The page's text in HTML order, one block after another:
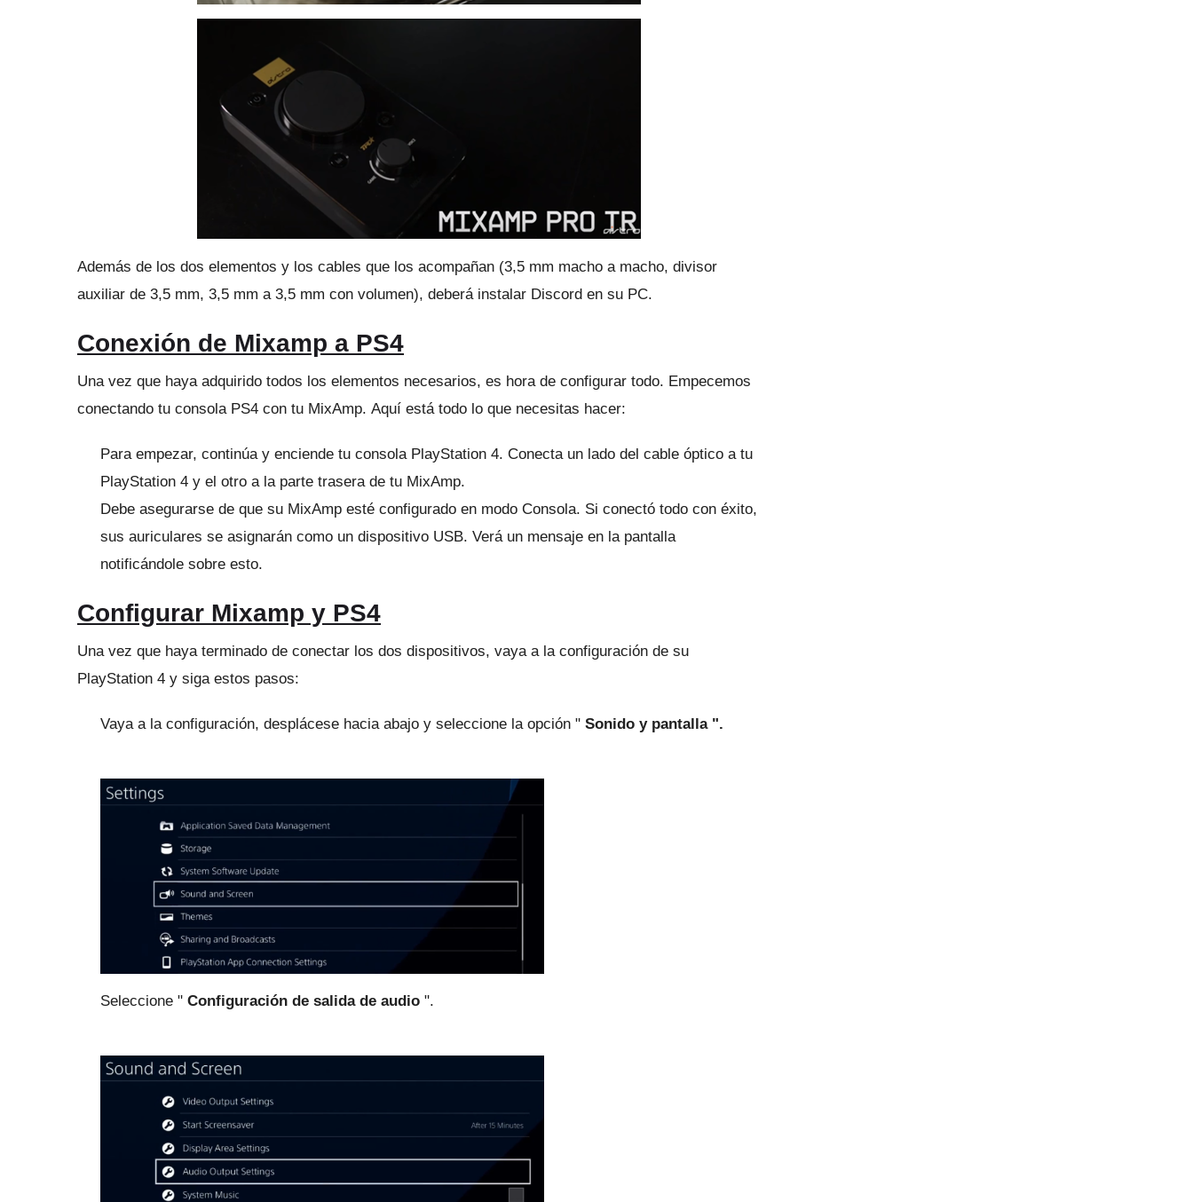
Además de los dos elementos y los cables que los acompañan (3,5 mm macho a macho, divisor
auxiliar de 3,5 mm, 3,5 mm a 3,5 mm con volumen), deberá instalar Discord en su PC.
Conexión de Mixamp a PS4
Una vez que haya adquirido todos los elementos necesarios, es hora de configurar todo. Empecemos
conectando tu consola PS4 con tu MixAmp. Aquí está todo lo que necesitas hacer:
Para empezar, continúa y enciende tu consola PlayStation 4. Conecta un lado del cable óptico a tu
PlayStation 4 y el otro a la parte trasera de tu MixAmp.
Debe asegurarse de que su MixAmp esté configurado en modo Consola. Si conectó todo con éxito,
sus auriculares se asignarán como un dispositivo USB. Verá un mensaje en la pantalla
notificándole sobre esto.
Configurar Mixamp y PS4
Una vez que haya terminado de conectar los dos dispositivos, vaya a la configuración de su
PlayStation 4 y siga estos pasos:
Vaya a la configuración, desplácese hacia abajo y seleccione la opción " Sonido y pantalla ".
Seleccione " Configuración de salida de audio ".